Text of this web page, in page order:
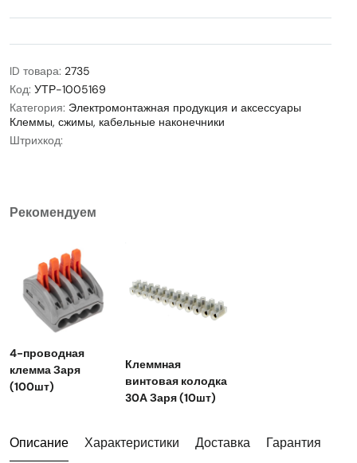
ID товара: 2735
Код: УТР-1005169
Категория: Электромонтажная продукция и аксессуары
Клеммы, сжимы, кабельные наконечники
Штрихкод:
Рекомендуем
4-проводная
клемма Заря
(100шт)
Клеммная
винтовая колодка
30А Заря (10шт)
Описание Характеристики Доставка Гарантия